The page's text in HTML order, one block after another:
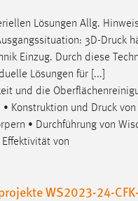
Lösungen Allg.
3D-Druck
Einzug. Durch diese
Lösungen für [...]
und die
Konstruktion und Druck von
• Durchführung von
von
WS2023-24-